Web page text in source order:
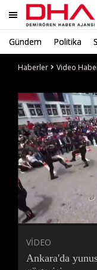
Gündem Politika
Haberler
Video
Süre
/
VİDEO
Ankara'da